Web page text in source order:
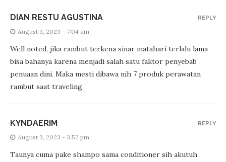
DIAN RESTU AGUSTINA
August 3, 2023 - 7:04 am
Well noted, jika rambut terkena sinar matahari terlalu lama
bisa bahanya karena menjadi salah satu faktor penyebab
penuaan dini. Maka mesti dibawa nih 7 produk perawatan
rambut saat traveling
REPLY
KYNDAERIM
August 3, 2023 - 3:52 pm
Taunya cuma pake shampo sama conditioner sih akutuh,
REPLY